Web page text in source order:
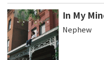
In My
Nephew